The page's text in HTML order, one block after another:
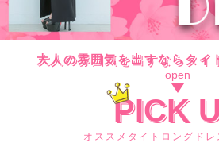
大人の雰囲気を出すならタイ
PICK
オススメタイトロングド